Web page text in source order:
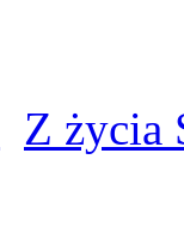
Z życia